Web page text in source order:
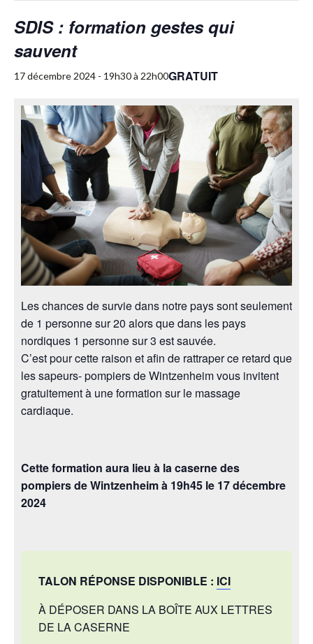
SDIS : formation gestes qui
sauvent
17 décembre 2024 - 19h30à 22h00GRATUIT
Les chances de survie dans notre pays sont seulement
de 1 personne sur 20 alors que dans les pays
nordiques 1 personne sur 3 est sauvée.
C’est pour cette raison et afin de rattraper ce retard que
les sapeurs- pompiers de Wintzenheim vous invitent
gratuitement à une formation sur le massage
cardiaque.
Cette formation aura lieu à la caserne des
pompiers de Wintzenheim à 19h45 le 17 décembre
2024
TALON RÉPONSE DISPONIBLE : ICI
À DÉPOSER DANS LA BOÎTE AUX LETTRES
DE LA CASERNE